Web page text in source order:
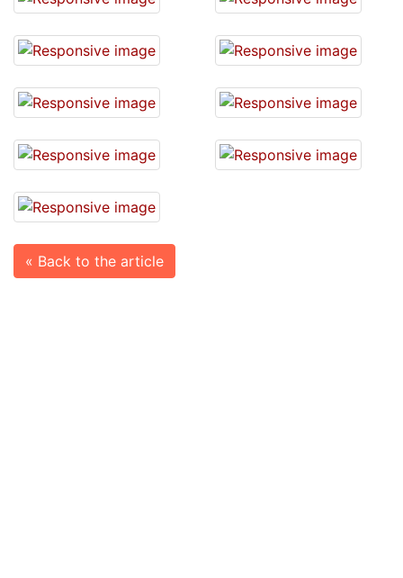
« Back to the article